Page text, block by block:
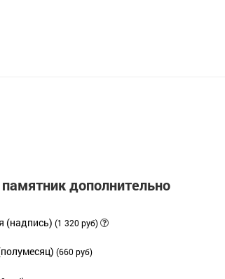
дополнительно
(надпись) (1 320 руб)
(660 руб)